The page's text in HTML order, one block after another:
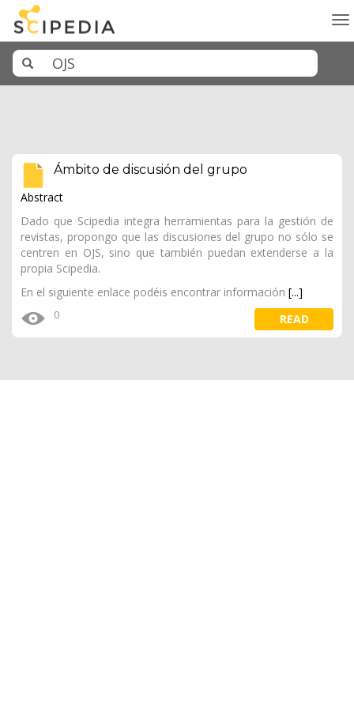
Ámbito de discusión del grupo
Abstract
Dado que Scipedia integra herramientas para la gestión de
revistas, propongo que las discusiones del grupo no sólo se
centren en OJS, sino que también puedan extenderse a la
propia Scipedia.
En el siguiente enlace podéis encontrar información [...]
0 READ